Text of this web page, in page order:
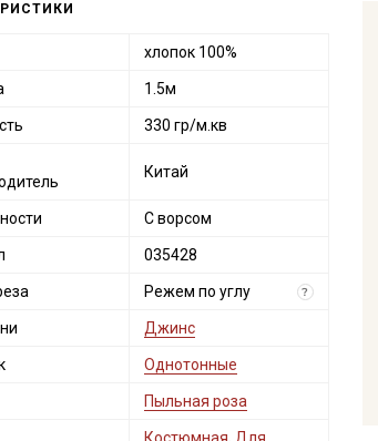
хлопок 100%
1.5м
330 гр/м.кв
Китай
С ворсом
035428
Режем по углу ?
Джинс
Однотонные
Пыльная роза